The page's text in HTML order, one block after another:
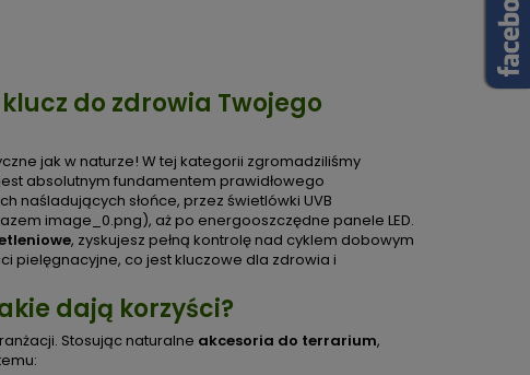
do zdrowia Twojego
jak w naturze! W tej kategorii zgromadziliśmy
absolutnym fundamentem prawidłowego
naśladujących słońce, przez świetlówki UVB
image_0.png), aż po energooszczędne panele LED.
, zyskujesz pełną kontrolę nad cyklem dobowym
pielęgnacyjne, co jest kluczowe dla zdrowia i
dają korzyści?
Stosując naturalne akcesoria do terrarium,